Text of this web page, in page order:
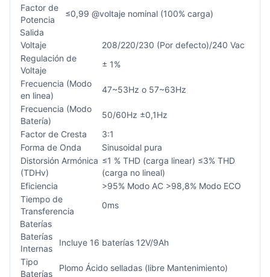
Factor de
Potencia
≤0,99 @voltaje nominal (100% carga)
Salida
Voltaje
208/220/230 (Por defecto)/240 Vac
Regulación de
Voltaje
± 1%
Frecuencia (Modo
en linea)
47~53Hz o 57~63Hz
Frecuencia (Modo
Batería)
50/60Hz ±0,1Hz
Factor de Cresta
3:1
Forma de Onda
Sinusoidal pura
Distorsión Armónica
(TDHv)
≤1 % THD (carga linear) ≤3% THD
(carga no lineal)
Eficiencia
>95% Modo AC >98,8% Modo ECO
Tiempo de
Transferencia
0ms
Baterías
Baterías
Internas
Incluye 16 baterías 12V/9Ah
Tipo
Baterías
Plomo Ácido selladas (libre Mantenimiento)